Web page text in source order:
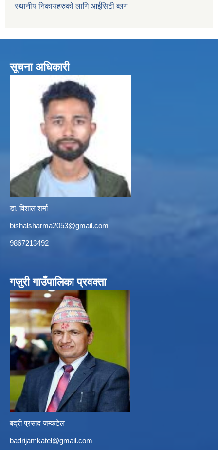
स्थानीय निकायहरुको लागि आईसिटी ब्लग
सूचना अधिकारी
डा. विशाल शर्मा
bishalsharma2053@gmail.com
9867213492
गजुरी गाउँपालिका प्रवक्ता
बद्री प्रसाद जम्कटेल
badrijamkatel@gmail.com